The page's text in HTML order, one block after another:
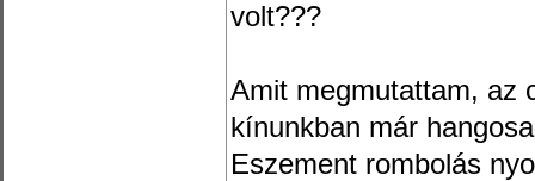
volt???
Amit megmutattam, az
kínunkban már
Eszement rombolás